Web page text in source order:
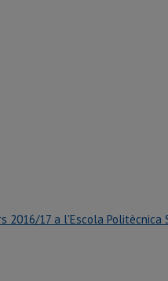
2016/17 a l'Escola Politècnica